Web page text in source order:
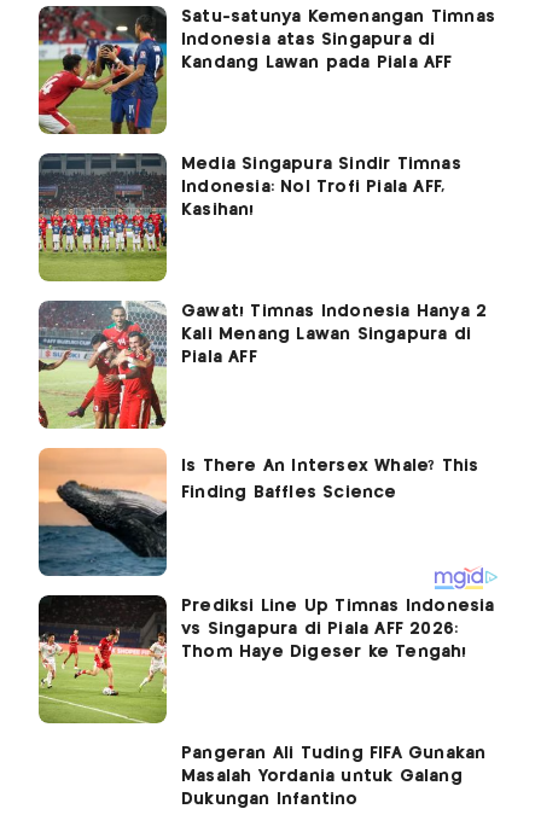
Satu-satunya Kemenangan Timnas
Indonesia atas Singapura di
Kandang Lawan pada Piala AFF
Media Singapura Sindir Timnas
Indonesia: Nol Trofi Piala AFF,
Kasihan!
Gawat! Timnas Indonesia Hanya 2
Kali Menang Lawan Singapura di
Piala AFF
Prediksi Line Up Timnas Indonesia
vs Singapura di Piala AFF 2026:
Thom Haye Digeser ke Tengah!
Pangeran Ali Tuding FIFA Gunakan
Masalah Yordania untuk Galang
Dukungan Infantino